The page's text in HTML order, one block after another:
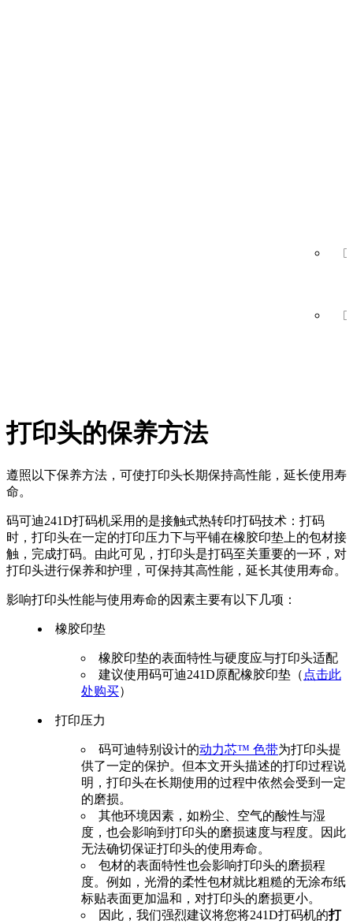
打印头的保养方法
遵照以下保养方法，可使打印头长期保持高性能，延长使用寿
命。
码可迪241D打码机采用的是接触式热转印打码技术：打码
时，打印头在一定的打印压力下与平铺在橡胶印垫上的包材接
触，完成打码。由此可见，打印头是打码至关重要的一环，对
打印头进行保养和护理，可保持其高性能，延长其使用寿命。
影响打印头性能与使用寿命的因素主要有以下几项：
橡胶印垫
橡胶印垫的表面特性与硬度应与打印头适配
建议使用码可迪241D原配橡胶印垫（ 点击此
处购买）
打印压力
码可迪特别设计的动力芯™ 色带为打印头提
供了一定的保护。但本文开头描述的打印过程说
明，打印头在长期使用的过程中依然会受到一定
的磨损。
其他环境因素，如粉尘、空气的酸性与湿
度，也会影响到打印头的磨损速度与程度。因此
无法确切保证打印头的使用寿命。
包材的表面特性也会影响打印头的磨损程
度。例如，光滑的柔性包材就比粗糙的无涂布纸
标贴表面更加温和，对打印头的磨损更小。
因此，我们强烈建议将您将241D打码机的打